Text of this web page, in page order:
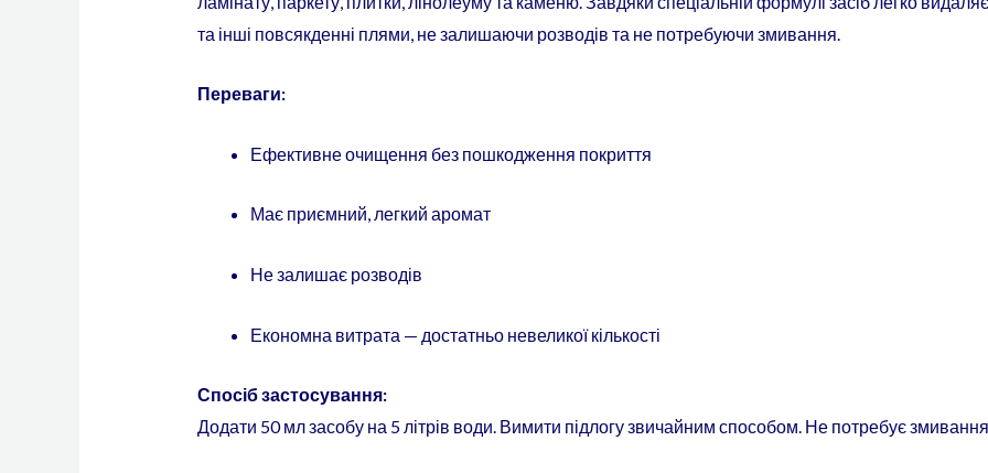
та інші повсякденні плями, не залишаючи розводів та не потребуючи змивання.
Переваги:
Ефективне очищення без пошкодження покриття
Має приємний, легкий аромат
Не залишає розводів
Економна витрата — достатньо невеликої кількості
Спосіб застосування:
Додати 50 мл засобу на 5 літрів води. Вимити підлогу звичайним способом. Не потребує